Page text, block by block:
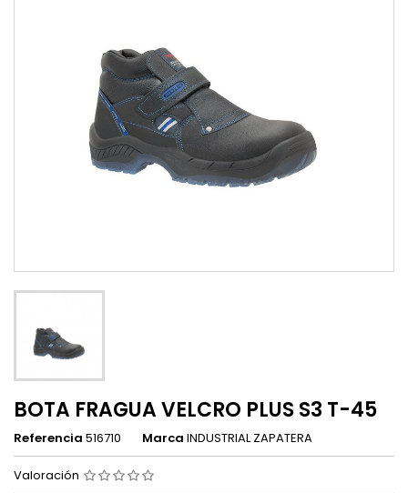
BOTA FRAGUA VELCRO PLUS S3 T-45
Referencia 516710 Marca INDUSTRIAL ZAPATERA
Valoración